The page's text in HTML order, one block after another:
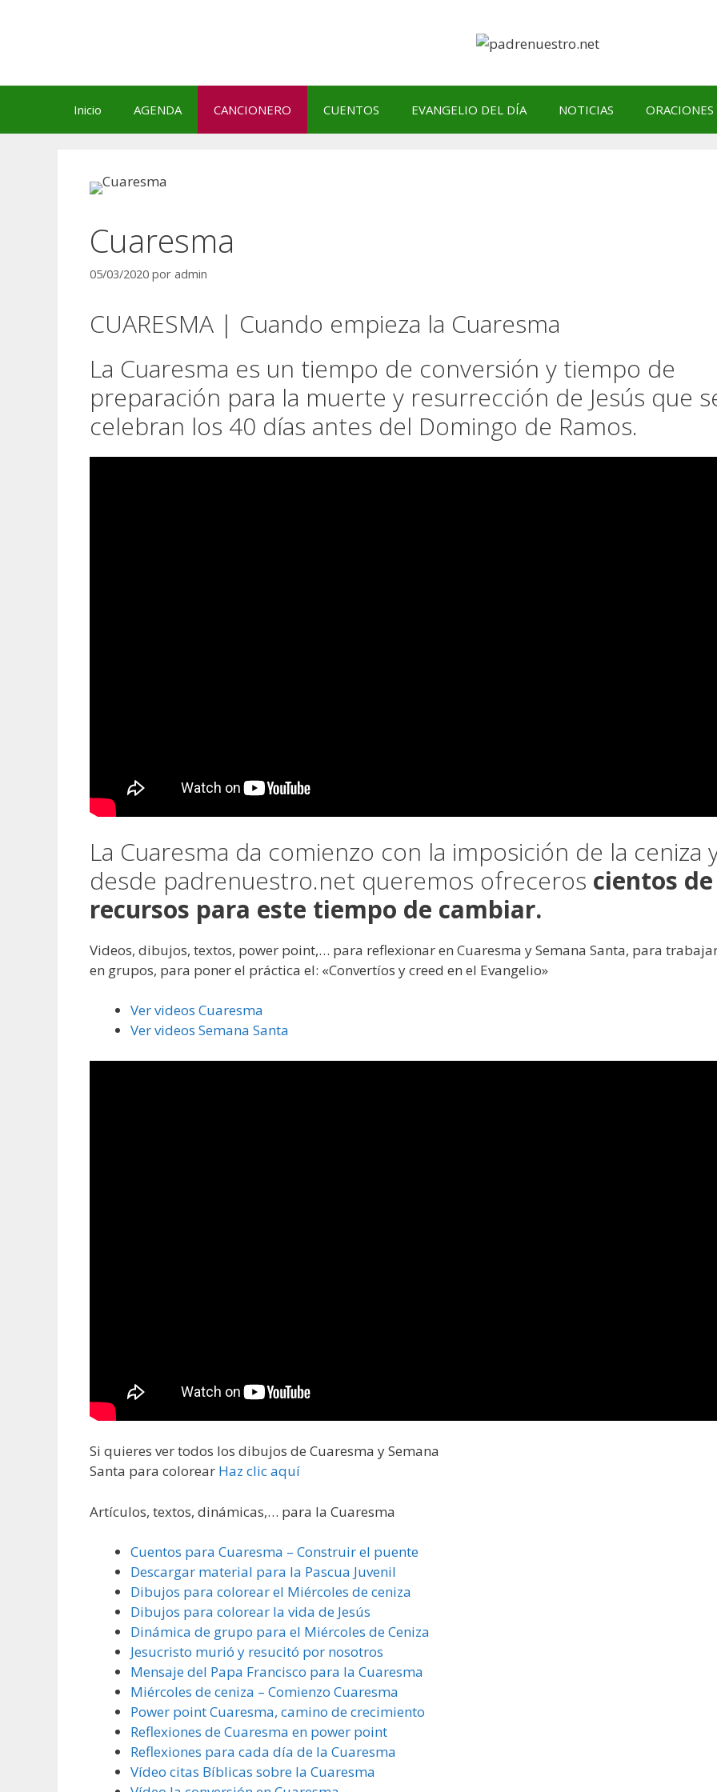
Inicio AGENDA CANCIONERO CUENTOS EVANGELIO DEL DÍA NOTICIAS ORACIONES
Cuaresma
05/03/2020 por admin
CUARESMA | Cuando empieza la Cuaresma
La Cuaresma es un tiempo de conversión y tiempo de
preparación para la muerte y resurrección de Jesús que
celebran los 40 días antes del Domingo de Ramos.
La Cuaresma da comienzo con la imposición de la ceniza
desde padrenuestro.net queremos ofreceros cientos de
recursos para este tiempo de cambiar.
Videos, dibujos, textos, power point,… para reflexionar en Cuaresma y Semana Santa, para
en grupos, para poner el práctica el: «Convertíos y creed en el Evangelio»
Ver videos Cuaresma
Ver videos Semana Santa
Si quieres ver todos los dibujos de Cuaresma y Semana
Santa para colorear Haz clic aquí
Artículos, textos, dinámicas,… para la Cuaresma
Cuentos para Cuaresma – Construir el puente
Descargar material para la Pascua Juvenil
Dibujos para colorear el Miércoles de ceniza
Dibujos para colorear la vida de Jesús
Dinámica de grupo para el Miércoles de Ceniza
Jesucristo murió y resucitó por nosotros
Mensaje del Papa Francisco para la Cuaresma
Miércoles de ceniza – Comienzo Cuaresma
Power point Cuaresma, camino de crecimiento
Reflexiones de Cuaresma en power point
Reflexiones para cada día de la Cuaresma
Vídeo citas Bíblicas sobre la Cuaresma